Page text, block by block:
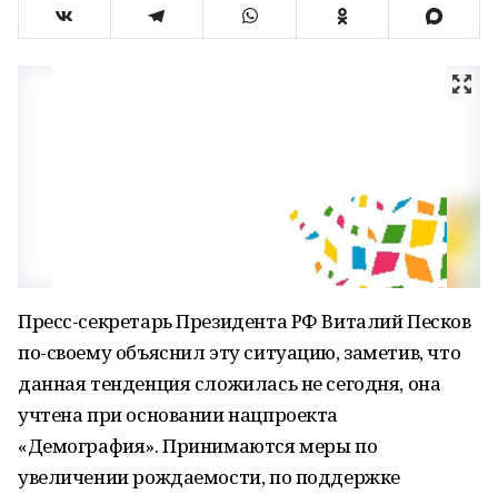
Пресс-секретарь Президента РФ Виталий Песков
по-своему объяснил эту ситуацию, заметив, что
данная тенденция сложилась не сегодня, она
учтена при основании нацпроекта
«Демография». Принимаются меры по
увеличении рождаемости, по поддержке